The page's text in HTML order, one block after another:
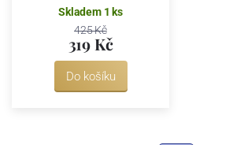
Skladem 1 ks
425 Kč
319 Kč
Do košíku